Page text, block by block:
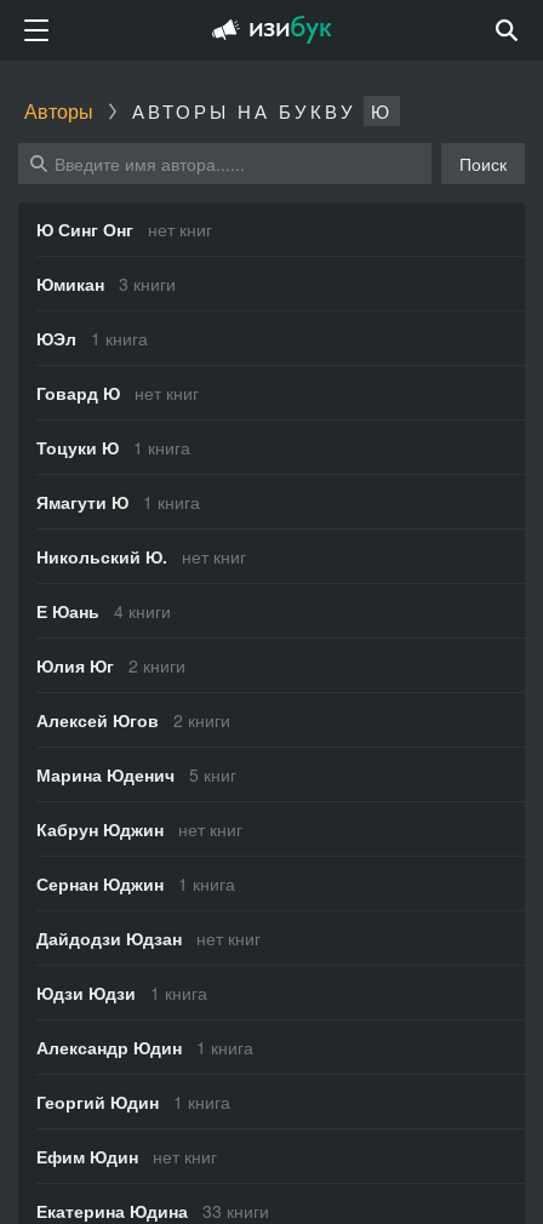
Авторы АВТОРЫ НА БУКВУ Ю
Поиск
Ю Синг Онг нет книг
Юмикан 3 книги
ЮЭл 1 книга
Говард Ю нет книг
Тоцуки Ю 1 книга
Ямагути Ю 1 книга
Никольский Ю. нет книг
Е Юань 4 книги
Юлия Юг 2 книги
Алексей Югов 2 книги
Марина Юденич 5 книг
Кабрун Юджин нет книг
Сернан Юджин 1 книга
Дайдодзи Юдзан нет книг
Юдзи Юдзи 1 книга
Александр Юдин 1 книга
Георгий Юдин 1 книга
Ефим Юдин нет книг
Екатерина Юдина 33 книги